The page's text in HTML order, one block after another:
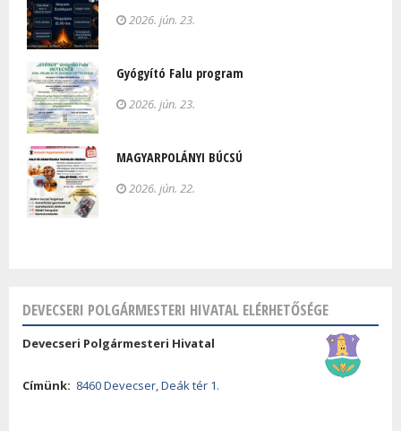
2026. jún. 23.
Gyógyító Falu program
2026. jún. 23.
MAGYARPOLÁNYI BÚCSÚ
2026. jún. 22.
DEVECSERI POLGÁRMESTERI HIVATAL ELÉRHETŐSÉGE
Devecseri Polgármesteri Hivatal
Címünk: 8460 Devecser, Deák tér 1.